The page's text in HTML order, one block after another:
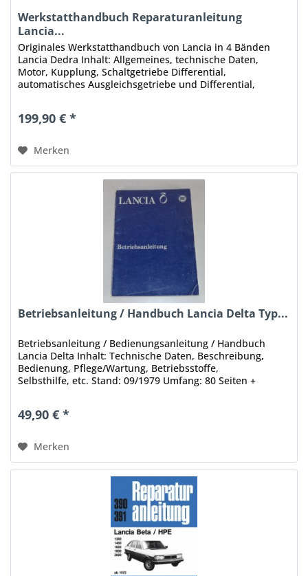
Werkstatthandbuch Reparaturanleitung
Lancia...
Originales Werkstatthandbuch von Lancia in 4 Bänden
Lancia Dedra Inhalt: Allgemeines, technische Daten,
Motor, Kupplung, Schaltgetriebe Differential,
automatisches Ausgleichsgetriebe und Differential,
199,90 € *
Merken
Betriebsanleitung / Handbuch Lancia Delta Typ...
Betriebsanleitung / Bedienungsanleitung / Handbuch
Lancia Delta Inhalt: Technische Daten, Beschreibung,
Bedienung, Pflege/Wartung, Betriebsstoffe,
Selbsthilfe, etc. Stand: 09/1979 Umfang: 80 Seiten +
49,90 € *
Merken